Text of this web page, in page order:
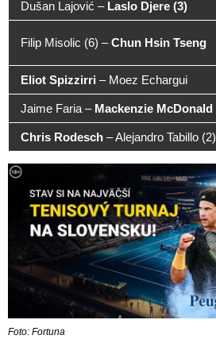
Dušan Lajović – Laslo Djere (3)
Filip Misolic (6) –Chun Hsin Tseng
Eliot Spizzirri – Moez Echargui
Jaime Faria – Mackenzie McDonald
Chris Rodesch – Alejandro Tabillo (2)
Foto: Fortuna